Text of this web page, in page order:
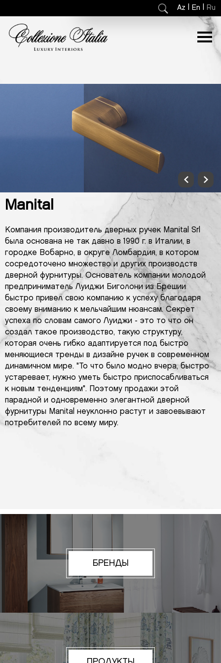
Az En Ru
Manital
Компания производитель дверных ручек Manital Srl
была основана не так давно в 1990 г. в Италии, в
городке Вобарно, в округе Ломбардия, в котором
сосредоточено множество и других производств
дверной фурнитуры. Основатель компании молодой
предприниматель Луиджи Биголони из Брешии
быстро привел свою компанию к успеху благодаря
своему вниманию к мельчайшим нюансам. Секрет
успеха по словам самого Луиджи - это то что он
создал такое производство, такую структуру,
которая очень гибко адаптируется под быстро
меняющиеся тренды в дизайне ручек в современном
динамичном мире. "То что было модно вчера, быстро
устаревает, нужно уметь быстро приспосабливаться
к новым тенденциям". Поэтому продажи этой
парадной и одновременно элегантной дверной
фурнитуры Manital неуклонно растут и завоевывают
потребителей по всему миру.
БРЕНДЫ